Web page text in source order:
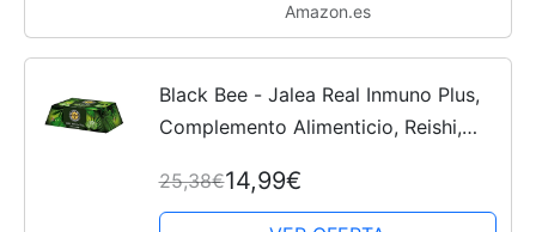
Amazon.es
Black Bee - Jalea Real Inmuno Plus,
Complemento Alimenticio, Reishi,
Ayuda a Fortalecer el Sistema
Inmunológico y Aumentar...
25,38€14,99€